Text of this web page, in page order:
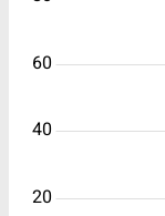
20
40
60